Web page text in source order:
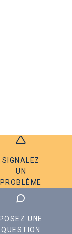
SIGNALEZ
UN
PROBLÈME
POSEZ UNE
QUESTION